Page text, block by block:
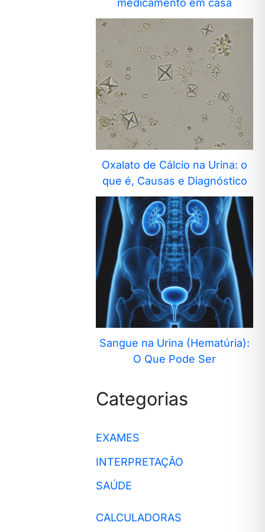
Oxalato de Cálcio na Urina: o
que é, Causas e Diagnóstico
Sangue na Urina (Hematúria):
O Que Pode Ser
Categorias
EXAMES
INTERPRETAÇÃO
SAÚDE
CALCULADORAS